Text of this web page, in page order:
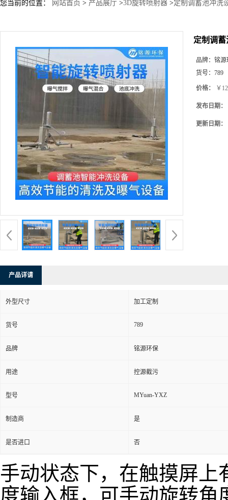
您当前的位置： 网站首页 > 产品展厅 >3D旋转喷射器 >定制调蓄池冲洗
定制调
品牌： 铭源
货号： 789
价格： ￥
发布日期：
更新日期：
产品详请
外型尺寸 加工定制
货号 789
品牌 铭源环保
用途 控源截污
型号 MYuan-YXZ
制造商 是
是否进口 否
手动状态下，在触摸屏
度输入框，可手动旋转角